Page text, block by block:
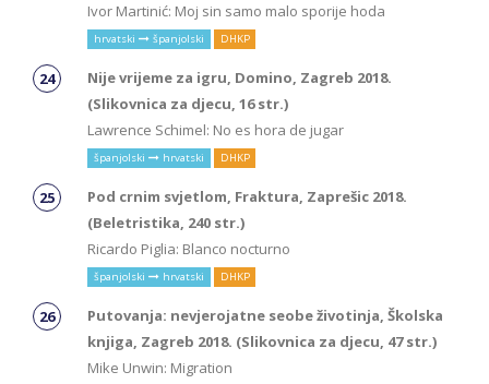
Ivor Martinić: Moj sin samo malo sporije hoda
hrvatski španjolski DHKP
Nije vrijeme za igru, Domino, Zagreb 2018.
(Slikovnica za djecu, 16 str.)
Lawrence Schimel: No es hora de jugar
španjolski hrvatski DHKP
Pod crnim svjetlom, Fraktura, Zaprešic 2018.
(Beletristika, 240 str.)
Ricardo Piglia: Blanco nocturno
španjolski hrvatski DHKP
Putovanja: nevjerojatne seobe životinja, Školska
knjiga, Zagreb 2018. (Slikovnica za djecu, 47 str.)
Mike Unwin: Migration